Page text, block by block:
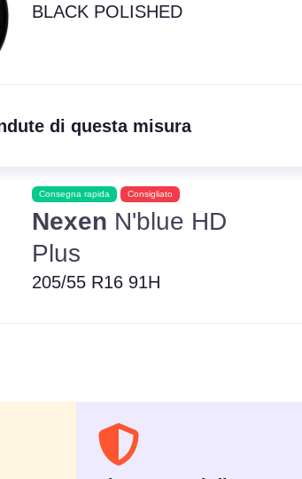
BLACK POLISHED
di questa misura
Consegna rapida Consigliato
Nexen N'blue HD
Plus
205/55 R16 91H